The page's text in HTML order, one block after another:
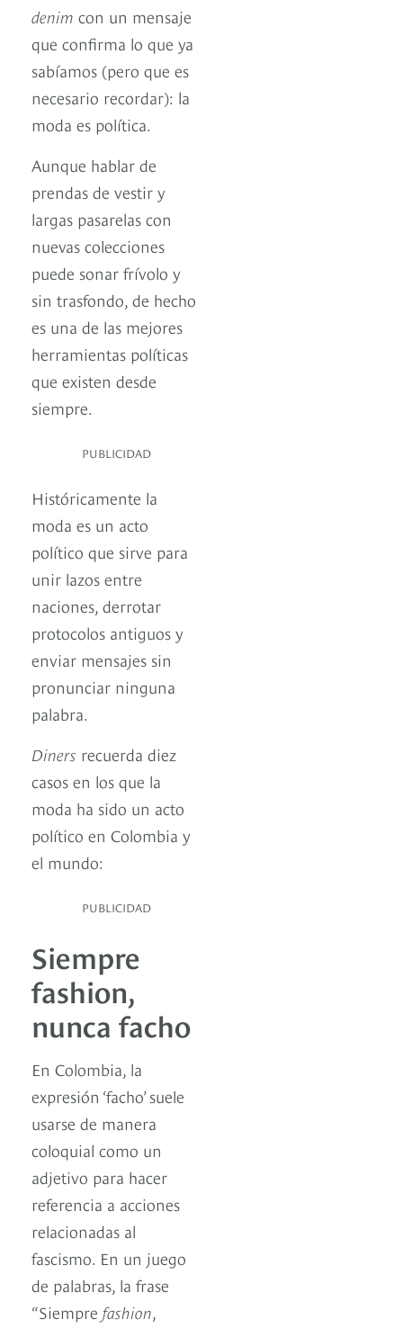
denim con un mensaje
que confirma lo que ya
sabíamos (pero que es
necesario recordar): la
moda es política.
Aunque hablar de
prendas de vestir y
largas pasarelas con
nuevas colecciones
puede sonar frívolo y
sin trasfondo, de hecho
es una de las mejores
herramientas políticas
que existen desde
siempre.
PUBLICIDAD
Históricamente la
moda es un acto
político que sirve para
unir lazos entre
naciones, derrotar
protocolos antiguos y
enviar mensajes sin
pronunciar ninguna
palabra.
Diners recuerda diez
casos en los que la
moda ha sido un acto
político en Colombia y
el mundo:
PUBLICIDAD
Siempre
fashion,
nunca facho
En Colombia, la
expresión ‘facho’ suele
usarse de manera
coloquial como un
adjetivo para hacer
referencia a acciones
relacionadas al
fascismo. En un juego
de palabras, la frase
“Siempre fashion,